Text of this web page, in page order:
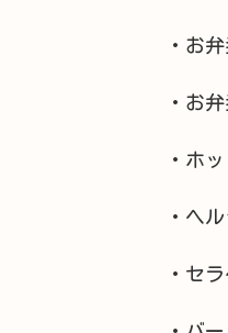
・お
・お
・ホ
・ヘ
・セ